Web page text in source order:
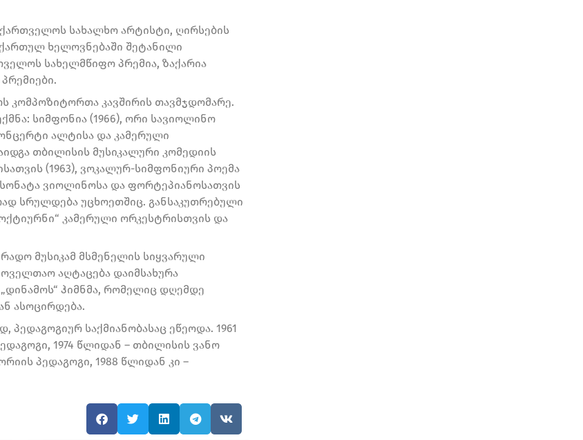
სახალხო არტისტი, ღირსების
ხელოვნებაში შეტანილი
სახელმწიფო პრემია, ზაქარია
კომპოზიტორთა კავშირის თავმჯდომარე.
სიმფონია (1966), ორი სავიოლინო
ალტისა და კამერული
თბილისის მუსიკალური კომედიის
(1963), ვოკალურ-სიმფონიური პოემა
სონატა ვიოლინოსა და ფორტეპიანოსათვის
სრულდება უცხოეთშიც. განსაკუთრებული
კამერული ორკესტრისთვის და
მუსიკამ მსმენელის სიყვარული
აღტაცება დაიმსახურა
ჰიმნმა, რომელიც დღემდე
ასოცირდება.
საქმიანობასაც ეწეოდა. 1961
1974 წლიდან – თბილისის ვანო
პედაგოგი, 1988 წლიდან კი –